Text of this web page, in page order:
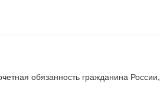
обязанность гражданина России,